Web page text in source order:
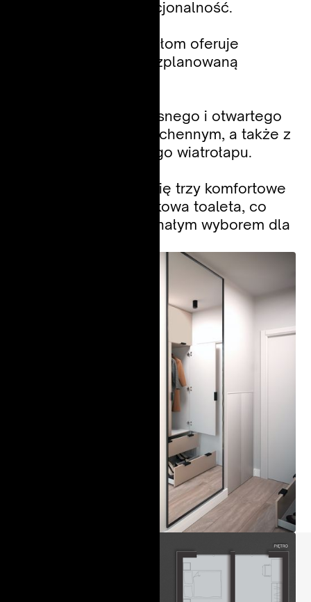
przestronność i funkcjonalność.
Dzięki czterem modułom oferuje
wygodną i dobrze rozplanowaną
Parter składa się z jasnego i otwartego
salonu z aneksem kuchennym, a także z
łazienki i praktycznego wiatrołapu.
Na piętrze znajdują się trzy komfortowe
sypialnie oraz dodatkowa toaleta, co
czyni ten dom doskonałym wyborem dla